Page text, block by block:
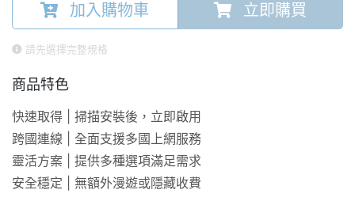
加入購物車 立即購買
請先選擇完整規格
商品特色
快速取得 | 掃描安裝後，立即啟用
跨國連線 | 全面支援多國上網服務
靈活方案 | 提供多種選項滿足需求
安全穩定 | 無額外漫遊或隱藏收費